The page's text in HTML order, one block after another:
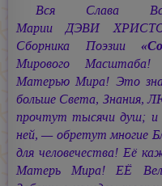
Вся Слава
Марии ДЭВИ
Сборника Поэзии
Мирового Масштаба!
Матерью Мира! Это
больше Света, Знания,
прочтут тысячи душ; и
ней, — обретут многие
для человечества! Её
Матерь Мира! ЕЁ